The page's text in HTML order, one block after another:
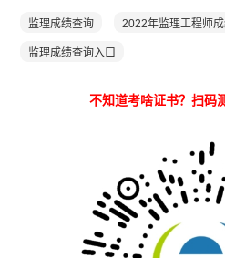
监理成绩查询 2022年监理工程师
监理成绩查询入口
不知道考啥证书？扫码